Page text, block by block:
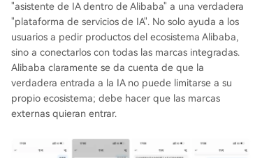
"asistente de IA dentro de Alibaba" a una verdadera
"plataforma de servicios de IA". No solo ayuda a los
usuarios a pedir productos del ecosistema Alibaba,
sino a conectarlos con todas las marcas integradas.
Alibaba claramente se da cuenta de que la
verdadera entrada a la IA no puede limitarse a su
propio ecosistema; debe hacer que las marcas
externas quieran entrar.